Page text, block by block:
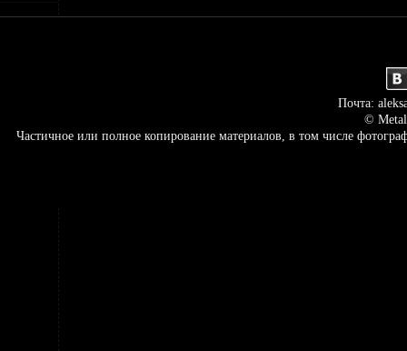
Почта:
©
Частичное или полное копирование материалов, в том числе